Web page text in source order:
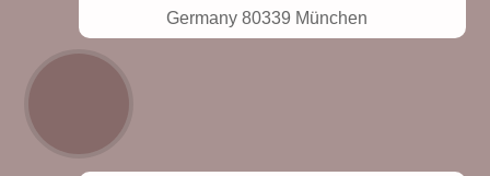
Germany 80339 München